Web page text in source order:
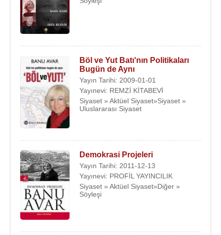
Böl ve Yut Batı'nın Politikaları
Bugün de Aynı
Yayın Tarihi: 2009-01-01
Yayınevi: REMZİ KİTABEVİ
Siyaset » Aktüel Siyaset»Siyaset »
Uluslararası Siyaset
Demokrasi Projeleri
Yayın Tarihi: 2011-12-13
Yayınevi: PROFİL YAYINCILIK
Siyaset » Aktüel Siyaset»Diğer »
Söyleşi